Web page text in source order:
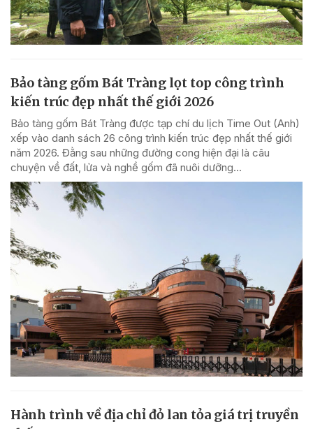
Bảo tàng gốm Bát Tràng lọt top công trình
kiến trúc đẹp nhất thế giới 2026
Bảo tàng gốm Bát Tràng được tạp chí du lịch Time Out (Anh)
xếp vào danh sách 26 công trình kiến trúc đẹp nhất thế giới
năm 2026. Đằng sau những đường cong hiện đại là câu
chuyện về đất, lửa và nghề gốm đã nuôi dưỡng...
Hành trình về địa chỉ đỏ lan tỏa giá trị truyền